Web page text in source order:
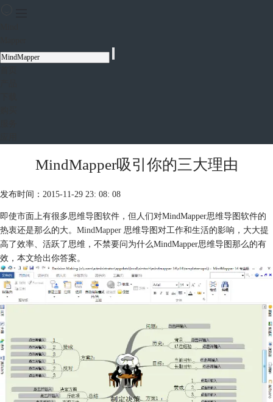
MindMapper吸引你的三大理由
发布时间：2015-11-29 23: 08: 08
即使市面上有很多思维导图软件，但人们对MindMapper思维导图软件的
热衷还是那么的大。 MindMapper 思维导图对工作和生活的影响，大大提
高了效率、活跃了思维，不禁要问为什么MindMapper思维导图那么的有
效，本文给出你答案。